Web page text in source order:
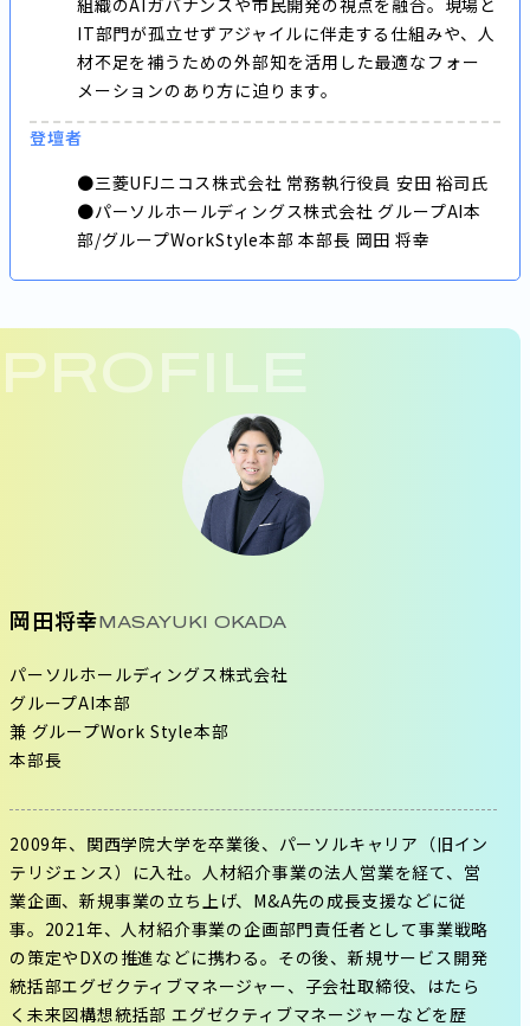
組織のAIガバナンスや市民開発の視点を融合。現場と
IT部門が孤立せずアジャイルに伴走する仕組みや、人
材不足を補うための外部知を活用した最適なフォー
メーションのあり方に迫ります。
登壇者
●三菱UFJニコス株式会社 常務執行役員 安田 裕司氏
●パーソルホールディングス株式会社 グループAI本
部/グループWorkStyle本部 本部長 岡田 将幸
PROFILE
岡田将幸MASAYUKI OKADA
パーソルホールディングス株式会社
グループAI本部
兼 グループWork Style本部
本部長
2009年、関西学院大学を卒業後、パーソルキャリア（旧イン
テリジェンス）に入社。人材紹介事業の法人営業を経て、営
業企画、新規事業の立ち上げ、M&A先の成長支援などに従
事。2021年、人材紹介事業の企画部門責任者として事業戦略
の策定やDXの推進などに携わる。その後、新規サービス開発
統括部エグゼクティブマネージャー、子会社取締役、はたら
く未来図構想統括部 エグゼクティブマネージャーなどを歴